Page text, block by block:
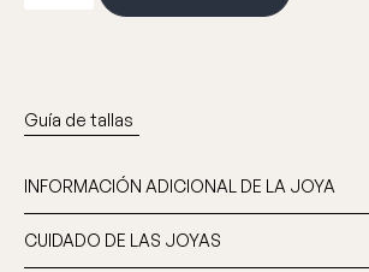
Guía de tallas
INFORMACIÓN ADICIONAL DE LA JOYA
CUIDADO DE LAS JOYAS